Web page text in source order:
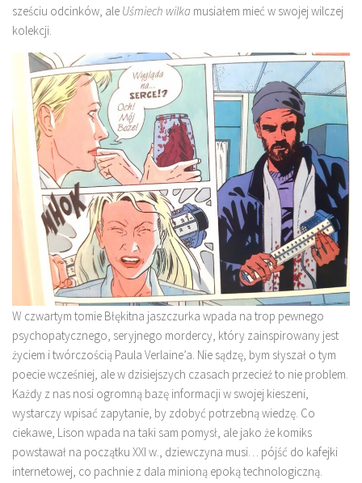
sześciu odcinków, ale Uśmiech wilka musiałem mieć w swojej wilczej
kolekcji.
W czwartym tomie Błękitna jaszczurka wpada na trop pewnego
psychopatycznego, seryjnego mordercy, który zainspirowany jest
życiem i twórczością Paula Verlaine’a. Nie sądzę, bym słyszał o tym
poecie wcześniej, ale w dzisiejszych czasach przecież to nie problem.
Każdy z nas nosi ogromną bazę informacji w swojej kieszeni,
wystarczy wpisać zapytanie, by zdobyć potrzebną wiedzę. Co
ciekawe, Lison wpada na taki sam pomysł, ale jako że komiks
powstawał na początku XXI w., dziewczyna musi… pójść do kafejki
internetowej, co pachnie z dala minioną epoką technologiczną.